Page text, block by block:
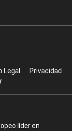
Legal
Privacidad
líder en